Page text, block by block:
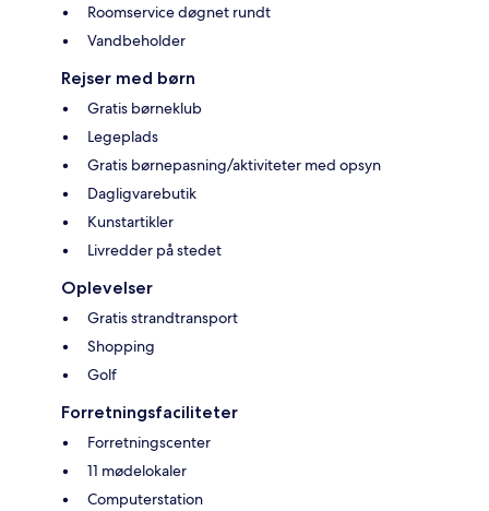
Roomservice døgnet rundt
Vandbeholder
Rejser med børn
Gratis børneklub
Legeplads
Gratis børnepasning/aktiviteter med opsyn
Dagligvarebutik
Kunstartikler
Livredder på stedet
Oplevelser
Gratis strandtransport
Shopping
Golf
Forretningsfaciliteter
Forretningscenter
11 mødelokaler
Computerstation